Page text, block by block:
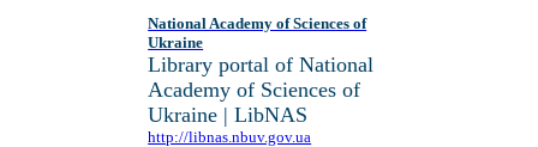
National Academy of Sciences of
Ukraine
Library portal of National
Academy of Sciences of
Ukraine | LibNAS
http://libnas.nbuv.gov.ua